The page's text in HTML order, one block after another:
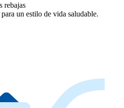
rebajas
un estilo de vida saludable.